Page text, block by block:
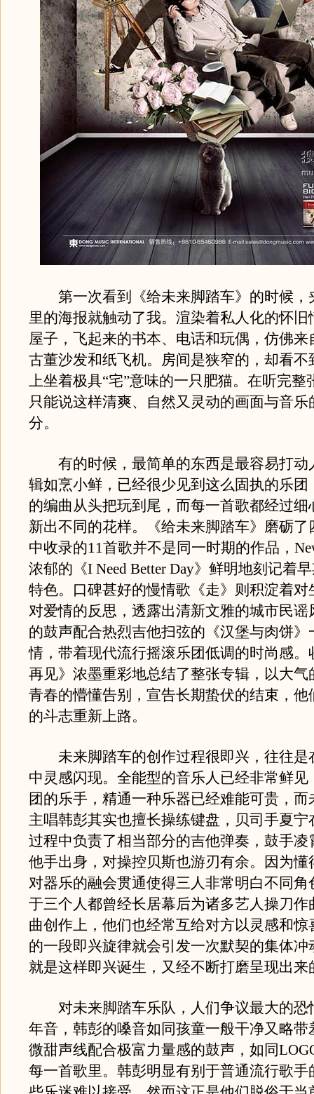
第一次看到《给未来脚踏车》的时候，
里的海报就触动了我。渲染着私人化的怀旧
屋子，飞起来的书本、电话和玩偶，仿佛来
古董沙发和纸飞机。房间是狭窄的，却看不
上坐着极具“宅”意味的一只肥猫。在听完整
只能说这样清爽、自然又灵动的画面与音乐
分。
有的时候，最简单的东西是最容易打动
辑如烹小鲜，已经很少见到这么固执的乐团
的编曲从头把玩到尾，而每一首歌都经过细
新出不同的花样。《给未来脚踏车》磨砺了
中收录的11首歌并不是同一时期的作品，
浓郁的《I Need Better Day》鲜明地刻记着
特色。口碑甚好的慢情歌《走》则积淀着对
对爱情的反思，透露出清新文雅的城市民谣
的鼓声配合热烈吉他扫弦的《汉堡与肉饼》
情，带着现代流行摇滚乐团低调的时尚感。
再见》浓墨重彩地总结了整张专辑，以大气
青春的懵懂告别，宣告长期蛰伏的结束，他
的斗志重新上路。
未来脚踏车的创作过程很即兴，往往是
中灵感闪现。全能型的音乐人已经非常鲜见
团的乐手，精通一种乐器已经难能可贵，而
主唱韩彭其实也擅长操练键盘，贝司手夏宁
过程中负责了相当部分的吉他弹奏，鼓手凌
他手出身，对操控贝斯也游刃有余。因为懂
对器乐的融会贯通使得三人非常明白不同角
于三个人都曾经长居幕后为诸多艺人操刀作
曲创作上，他们也经常互给对方以灵感和惊
的一段即兴旋律就会引发一次默契的集体冲
就是这样即兴诞生，又经不断打磨呈现出来
对未来脚踏车乐队，人们争议最大的恐
年音，韩彭的嗓音如同孩童一般干净又略带
微甜声线配合极富力量感的鼓声，如同
每一首歌里。韩彭明显有别于普通流行歌手